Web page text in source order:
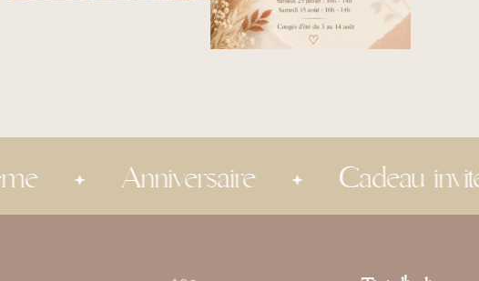
Anniversaire Cadeau invité